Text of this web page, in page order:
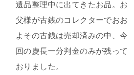
遺品整理中に出てきたお品。お
父様が古銭のコレクターでおお
よその古銭は売却済みの中、今
回の慶長一分判金のみが残って
おりました。